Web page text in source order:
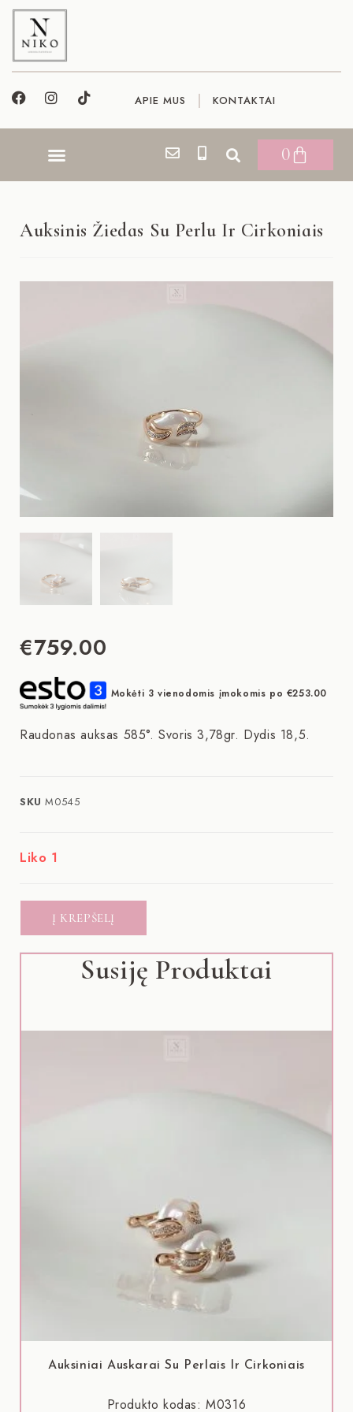
APIE MUS KONTAKTAI
0
Auksinis Žiedas Su Perlu Ir Cirkoniais
€759.00
Mokėti 3 vienodomis įmokomis po €253.00
Raudonas auksas 585°. Svoris 3,78gr. Dydis 18,5.
SKUM0545
Liko 1
Į KREPŠELĮ
Susiję Produktai
Auksiniai Auskarai Su Perlais Ir Cirkoniais
Produkto kodas: M0316